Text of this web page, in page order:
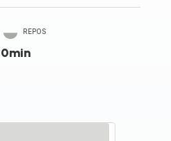
REPOS
0min